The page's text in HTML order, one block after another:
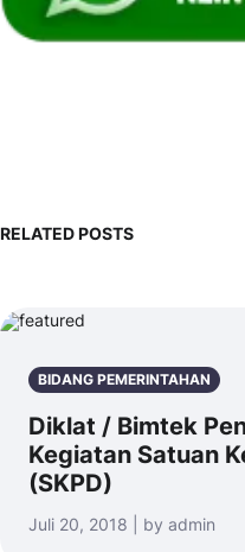
RELATED POSTS
BIDANG PEMERINTAHAN
Diklat / Bimtek
Kegiatan Satuan
(SKPD)
Juli 20, 2018 | by admin